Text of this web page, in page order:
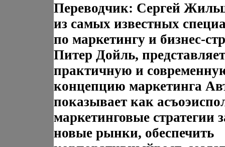
Переводчик: Сергей
из самых известных
по маркетингу и бизнес-
Питер Дойль,
практичную и
концепцию маркетинга
показывает как
маркетинговые стратегии
новые рынки, обеспечить